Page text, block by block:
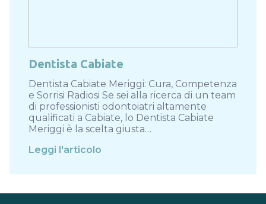
Dentista Cabiate
Dentista Cabiate Meriggi: Cura, Competenza
e Sorrisi Radiosi Se sei alla ricerca di un team
di professionisti odontoiatri altamente
qualificati a Cabiate, lo Dentista Cabiate
Meriggi è la scelta giusta…
Leggi l'articolo